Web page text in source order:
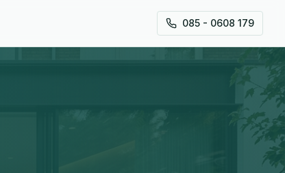
085 - 0608 179